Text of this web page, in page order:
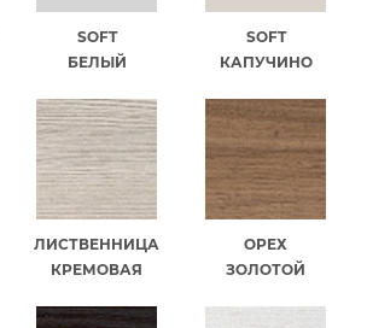
SOFT
БЕЛЫЙ
SOFT
КАПУЧИНО
ЛИСТВЕННИЦА
КРЕМОВАЯ
ОРЕХ
ЗОЛОТОЙ